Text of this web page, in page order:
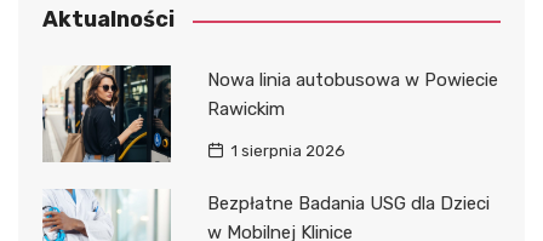
Aktualności
Nowa linia autobusowa w Powiecie
Rawickim
1 sierpnia 2026
Bezpłatne Badania USG dla Dzieci
w Mobilnej Klinice